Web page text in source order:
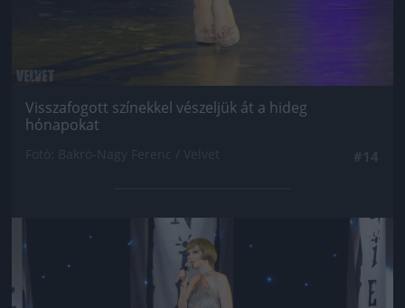
Visszafogott színekkel vészeljük át a hideg
hónapokat
Jön még kép!